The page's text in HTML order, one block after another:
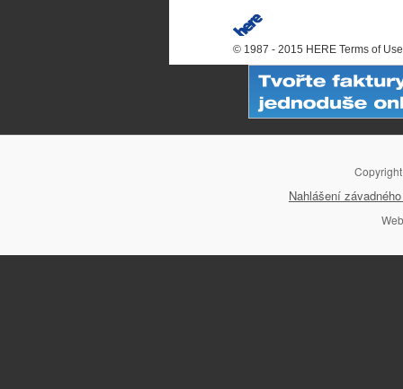
© 1987 - 2015 HERE Terms of Use
Nahlášení